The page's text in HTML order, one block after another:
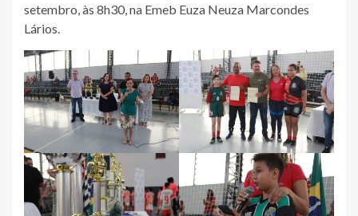
setembro, às 8h30, na Emeb Euza Neuza Marcondes
Lários.